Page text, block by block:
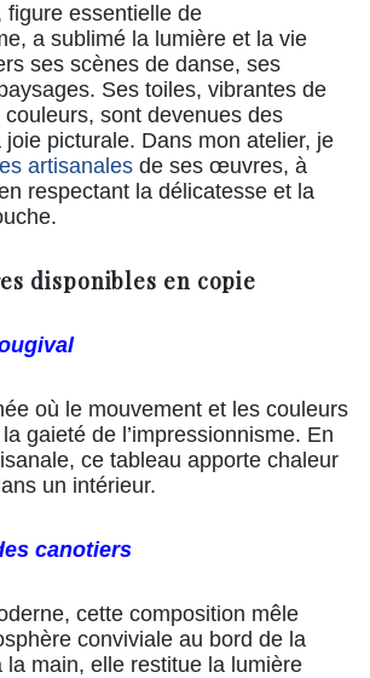
figure essentielle de
a sublimé la lumière et la vie
ses scènes de danse, ses
Ses toiles, vibrantes de
sont devenues des
picturale. Dans mon atelier, je
artisanales de ses œuvres, à
respectant la délicatesse et la
disponibles en copie
où le mouvement et les couleurs
gaieté de l’impressionnisme. En
ce tableau apporte chaleur
un intérieur.
canotiers
cette composition mêle
conviviale au bord de la
la main, elle restitue la lumière